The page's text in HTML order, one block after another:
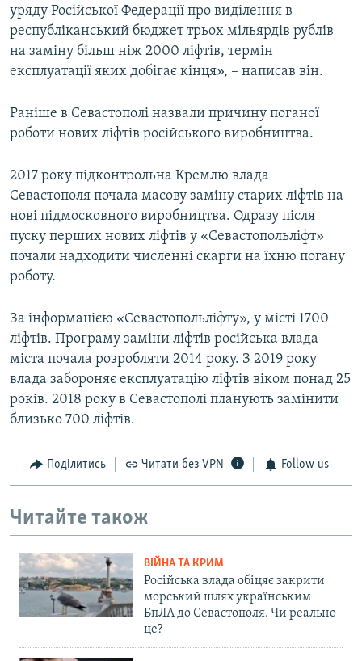
уряду Російської Федерації про виділення в
республіканський бюджет трьох мільярдів рублів
на заміну більш ніж 2000 ліфтів, термін
експлуатації яких добігає кінця», – написав він.
Раніше в Севастополі назвали причину поганої
роботи нових ліфтів російського виробництва.
2017 року підконтрольна Кремлю влада
Севастополя почала масову заміну старих ліфтів на
нові підмосковного виробництва. Одразу після
пуску перших нових ліфтів у «Севастопольліфт»
почали надходити численні скарги на їхню погану
роботу.
За інформацією «Севастопольліфту», у місті 1700
ліфтів. Програму заміни ліфтів російська влада
міста почала розробляти 2014 року. З 2019 року
влада забороняє експлуатацію ліфтів віком понад 25
років. 2018 року в Севастополі планують замінити
близько 700 ліфтів.
Поділитись Читати без VPN Follow us
Читайте також
ВІЙНА ТА КРИМ
Російська влада обіцяє закрити
морський шлях українським
БпЛА до Севастополя. Чи реально
це?